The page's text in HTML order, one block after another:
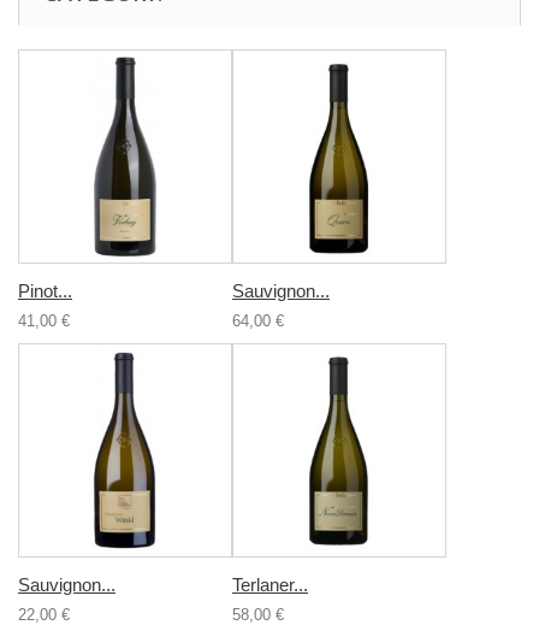
Pinot...
41,00 €
Sauvignon...
64,00 €
Sauvignon...
22,00 €
Terlaner...
58,00 €